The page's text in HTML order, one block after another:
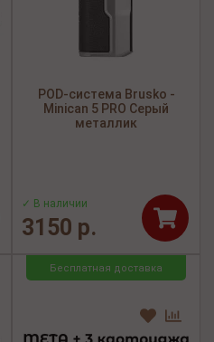
POD-система Brusko -
Minican 5 PRO Серый
металлик
✓ В наличии
3150 р.
Бесплатная доставка